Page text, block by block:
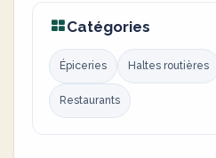
Catégories
Épiceries Haltes routières
Restaurants